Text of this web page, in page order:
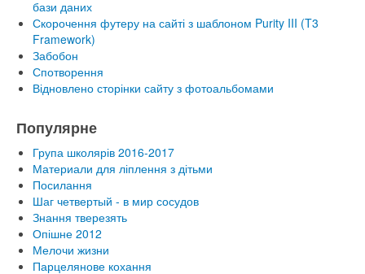
бази даних
Скорочення футеру на сайті з шаблоном Purity III (T3
Framework)
Забобон
Спотворення
Відновлено сторінки сайту з фотоальбомами
Популярне
Група школярів 2016-2017
Материали для ліплення з дітьми
Посилання
Шаг четвертый - в мир сосудов
Знання тверезять
Опішне 2012
Мелочи жизни
Парцелянове кохання